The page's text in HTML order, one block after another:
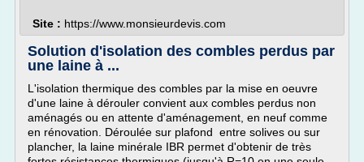
Site : https://www.monsieurdevis.com
Solution d'isolation des combles perdus par
une laine à ...
L'isolation thermique des combles par la mise en oeuvre
d'une laine à dérouler convient aux combles perdus non
aménagés ou en attente d'aménagement, en neuf comme
en rénovation. Déroulée sur plafond entre solives ou sur
plancher, la laine minérale IBR permet d'obtenir de très